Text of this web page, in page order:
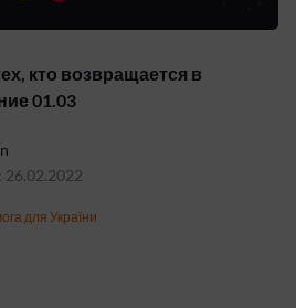
кто возвращается в
01.03
26.02.2022
для України